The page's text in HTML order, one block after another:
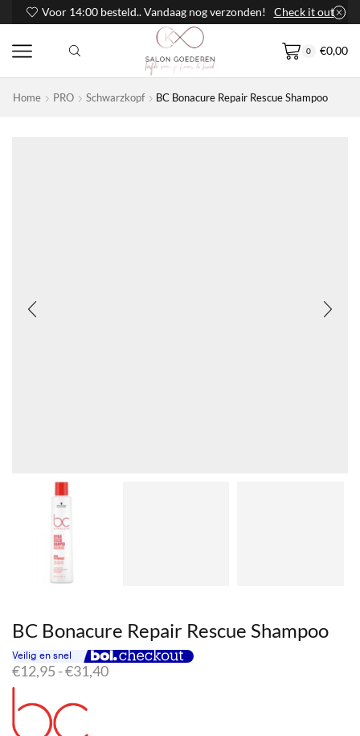
Voor 14:00 besteld.. Vandaag nog verzonden! Check it out
0 €0,00
Home PRO Schwarzkopf BC Bonacure Repair Rescue Shampoo
BC Bonacure Repair Rescue Shampoo
€12,95 -€31,40Prijsklasse: